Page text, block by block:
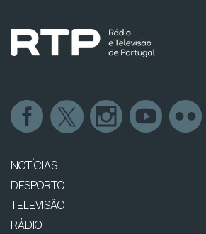
NOTÍCIAS
DESPORTO
TELEVISÃO
RÁDIO